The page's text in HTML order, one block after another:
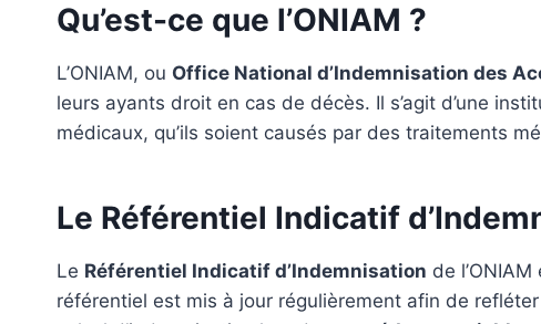
Qu’est-ce que l’ONIAM ?
L’ONIAM, ou Office National d’Indemnisation des
leurs ayants droit en cas de décès. Il s’agit d’une
médicaux, qu’ils soient causés par des traitements
Le Référentiel Indicatif
Le Référentiel Indicatif d’Indemnisation de
référentiel est mis à jour régulièrement afin de